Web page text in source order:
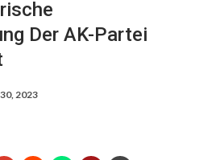
Der AK-Partei
2023